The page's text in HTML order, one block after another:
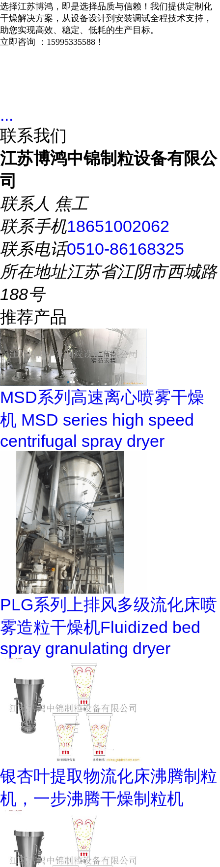
选择江苏博鸿，即是选择品质与信赖！我们提供定制化
干燥解决方案，从设备设计到安装调试全程技术支持，
助您实现高效、稳定、低耗的生产目标。
立即咨询 ： 15995335588 ！
...
联系我们
江苏博鸿中锦制粒设备有限公
司
联系人 焦工
联系手机18651002062
联系电话0510-86168325
所在地址江苏省江阴市西城路
188号
推荐产品
MSD系列高速离心喷雾干燥
机 MSD series high speed
centrifugal spray dryer
PLG系列上排风多级流化床喷
雾造粒干燥机Fluidized bed
spray granulating dryer
银杏叶提取物流化床沸腾制粒
机，一步沸腾干燥制粒机